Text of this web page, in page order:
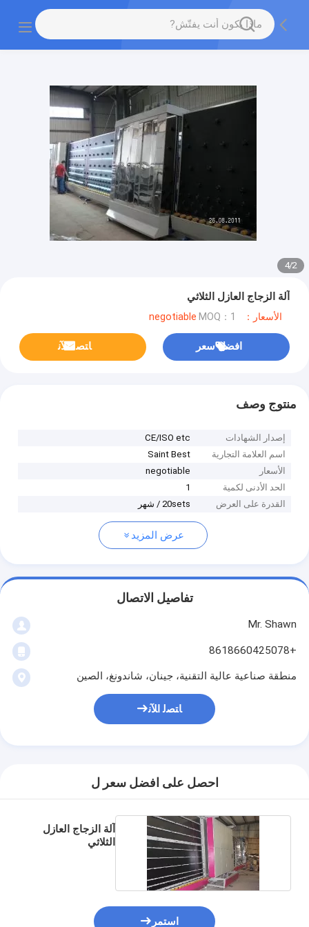
2
/
4
آلة الزجاج العازل الثلاثي
الأسعار：negotiable MOQ：1
افضل سعر ﺎﺘﺼﻟ ﺍﻶﻧ
منتوج وصف
إصدار الشهادات
CE/ISO etc
اسم العلامة التجارية
Saint Best
الأسعار
negotiable
الحد الأدنى لكمية
1
القدرة على العرض
20sets / شهر
عرض المزيد
تفاصيل الاتصال
Mr. Shawn
+8618660425078
منطقة صناعية عالية التقنية، جينان، شاندونغ، الصين
ﺎﺘﺼﻟ ﺍﻶﻧ
احصل على افضل سعر ل
آلة الزجاج العازل
الثلاثي
استمر